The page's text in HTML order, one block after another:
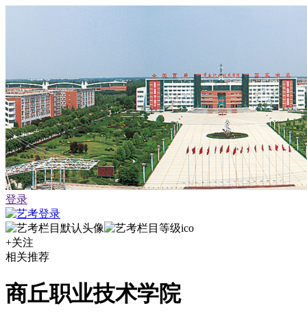
登录
+关注
相关推荐
商丘职业技术学院